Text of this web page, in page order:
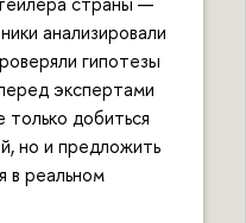
анализировали
гипотезы
экспертами
только добиться
но и предложить
в реальном